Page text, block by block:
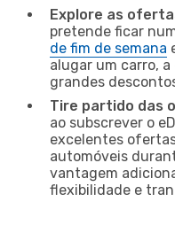
Explore as
pretende ficar
de fim de semana
alugar um carro,
grandes
Tire partido das
ao subscrever o
excelentes
automóveis
vantagem
flexibilidade e